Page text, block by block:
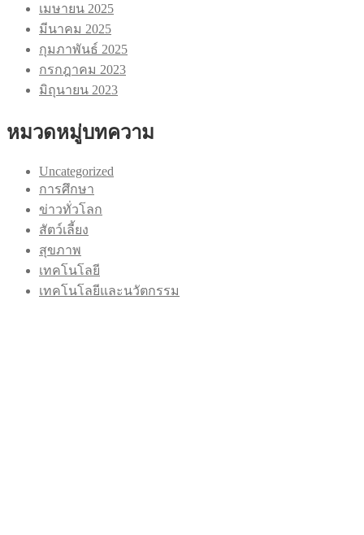
เมษายน 2025
มีนาคม 2025
กุมภาพันธ์ 2025
กรกฎาคม 2023
มิถุนายน 2023
หมวดหมู่บทความ
Uncategorized
การศึกษา
ข่าวทั่วโลก
สัตว์เลี้ยง
สุขภาพ
เทคโนโลยี
เทคโนโลยีและนวัตกรรม